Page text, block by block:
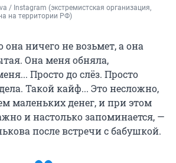
/ Instagram (экстремистская организация,
на территории РФ)
ничего не возьмет, а она
Она меня обняла,
Просто до слёз. Просто
Такой кайф... Это несложно,
маленьких денег, и при этом
и настолько запоминается, —
после встречи с бабушкой.